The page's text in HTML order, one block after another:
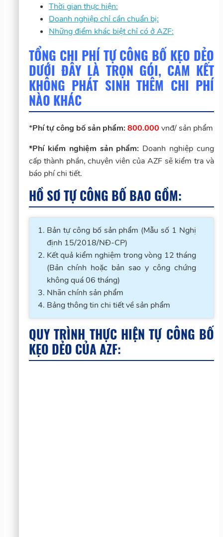
Thời gian thực hiện:
Doanh nghiệp chỉ cần chuẩn bị:
Những điểm khác biệt chỉ có ở AZF:
TỔNG CHI PHÍ TỰ CÔNG BỐ KẸO DẺO
DƯỚI ĐÂY LÀ TRỌN GÓI, CAM KẾT
KHÔNG PHÁT SINH THÊM CHI PHÍ
NÀO KHÁC
*Phí tự công bố sản phẩm: 800.000 vnđ/ sản phẩm
*Phí kiểm nghiệm sản phẩm: Doanh nghiệp cung
cấp thành phần, chuyên viên của AZF sẽ kiểm tra và
báo phí chi tiết.
HỒ SƠ TỰ CÔNG BỐ BAO GỒM:
Bản tự công bố sản phẩm (Mẫu số 1 Nghị
định 15/2018/NĐ-CP)
Kết quả kiểm nghiệm trong vòng 12 tháng
(Bản chính hoặc bản sao y công chứng
không quá 06 tháng)
Nhãn chính sản phẩm
Bảng thông tin chi tiết về sản phẩm
QUY TRÌNH THỰC HIỆN TỰ CÔNG BỐ
KẸO DẺO CỦA AZF: